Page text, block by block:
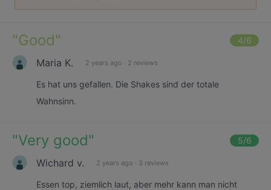
"Good" 4/6
Maria K. 2 years ago · 2 reviews
Es hat uns gefallen. Die Shakes sind der totale
Wahnsinn.
"Very good" 5/6
Wichard v. 2 years ago · 3 reviews
Essen top, ziemlich laut, aber mehr kann man nicht